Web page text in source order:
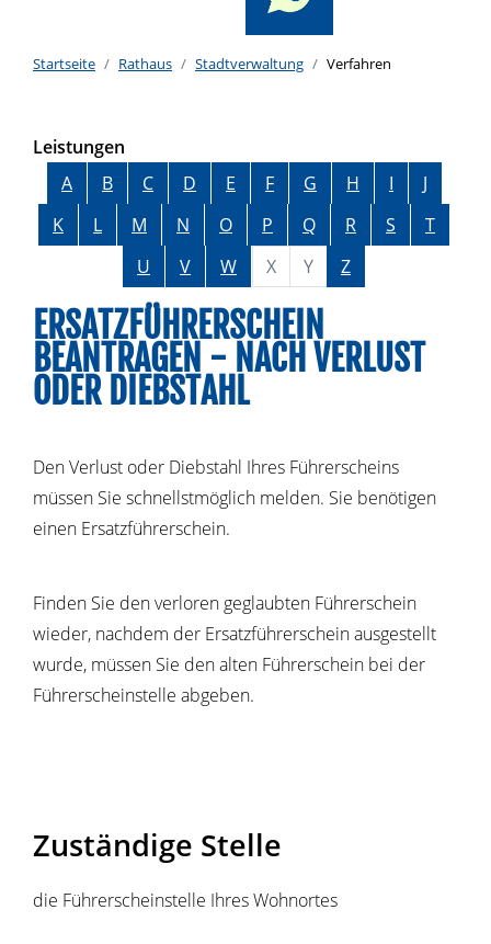
Startseite Rathaus Stadtverwaltung Verfahren
Leistungen
Alphabetisches Register überspringen
A B C D E F G H I
J
K
L M N O P Q R S
T
U
V W X Y Z
ERSATZFÜHRERSCHEIN
BEANTRAGEN - NACH VERLUST
ODER DIEBSTAHL
Den Verlust oder Diebstahl Ihres Führerscheins
müssen Sie schnellstmöglich melden. Sie benötigen
einen Ersatzführerschein.
Finden Sie den verloren geglaubten Führerschein
wieder, nachdem der Ersatzführerschein ausgestellt
wurde, müssen Sie den alten Führerschein bei der
Führerscheinstelle abgeben.
Zuständige Stelle
die Führerscheinstelle Ihres Wohnortes